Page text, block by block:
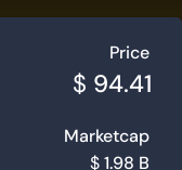
Price
$ 94.41
Marketcap
$1.98 B